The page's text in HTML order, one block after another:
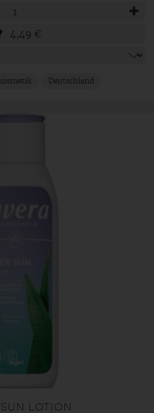
4,49 €
Deutschland
LOTION